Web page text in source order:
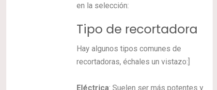
en la selección:
Tipo de recortadora
Hay algunos tipos comunes de
recortadoras, échales un vistazo:]
Eléctrica: Suelen ser más potentes y